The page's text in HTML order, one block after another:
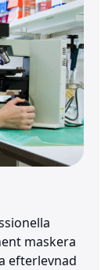
maskera
efterlevnad